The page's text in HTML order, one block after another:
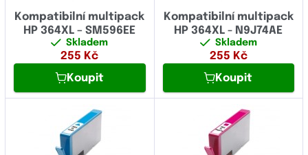
Kompatibilní multipack
HP 364XL – SM596EE
Skladem
255 Kč
Koupit
Kompatibilní multipack
HP 364XL - N9J74AE
Skladem
255 Kč
Koupit